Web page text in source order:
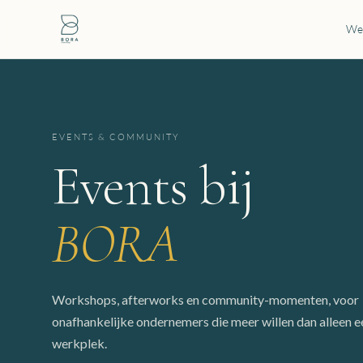
EVENTS & COMMUNITY
Events bij
BORA
Workshops, afterworks en community-momenten, voor
onafhankelijke ondernemers die meer willen dan alleen
werkplek.